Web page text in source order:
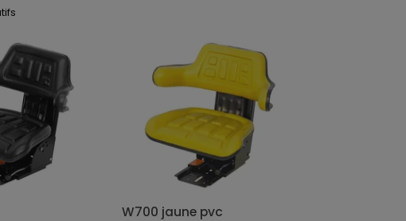
W700 jaune pvc